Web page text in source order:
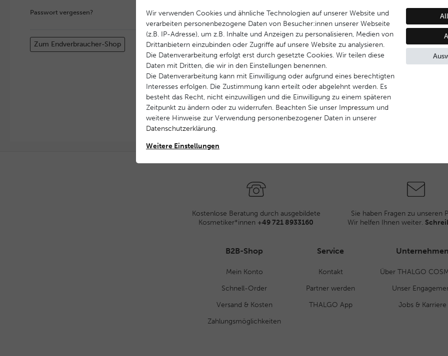
Passwort vergessen? Anmelden
Zum Endverbraucher-Shop
Deshalb haben wir ein
THALGO COSMETIC
während
Dienstleistungsqualität
Behandlungsprogramm
Wenn Sie Interesse
werden, nehmen Sie
Kontakt aufnehmen
Kostenlose Beratung durch ausgebildete
Kosmetiker*innen +49 721 8933160
Sie haben Fragen zu unseren
Wir helfen Ihnen weiter.
B2B-Shop
Mein Konto
Schnell-Order
Versand & Kosten
Zahlungsmöglichkeiten
Service
Kontakt
Partner werden
THALGO App
Unternehmen
Über THALGO
Unser
Jobs & Karriere
Wir verwenden Cookies und ähnliche Technologien auf unserer Website und
verarbeiten personenbezogene Daten von Besucher:innen unserer Webseite
(z.B. IP-Adresse), um z.B. Inhalte und Anzeigen zu personalisieren, Medien von
Drittanbietern einzubinden oder Zugriffe auf unsere Website zu analysieren.
Die Datenverarbeitung erfolgt erst durch gesetzte Cookies. Wir teilen diese
Daten mit Dritten, die wir in den Einstellungen benennen.
Die Datenverarbeitung kann mit Einwilligung oder aufgrund eines berechtigten
Interesses erfolgen. Die Zustimmung kann erteilt oder abgelehnt werden. Es
besteht das Recht, nicht einzuwilligen und die Einwilligung zu einem späteren
Zeitpunkt zu ändern oder zu widerrufen. Beachten Sie unser Impressum und
weitere Hinweise zur Verwendung personenbezogener Daten in unserer
Daten­schutz­erklärung.
Weitere Einstellungen